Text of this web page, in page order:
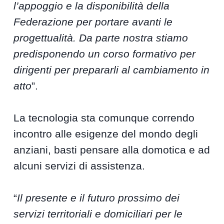
l’appoggio e la disponibilità della
Federazione per portare avanti le
progettualità. Da parte nostra stiamo
predisponendo un corso formativo per
dirigenti per prepararli al cambiamento in
atto”.
La tecnologia sta comunque correndo
incontro alle esigenze del mondo degli
anziani, basti pensare alla domotica e ad
alcuni servizi di assistenza.
“Il presente e il futuro prossimo dei
servizi territoriali e domiciliari per le